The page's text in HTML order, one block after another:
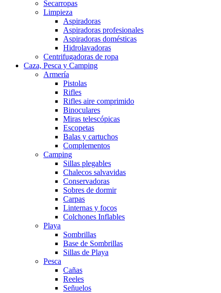
Secarropas
Limpieza
Aspiradoras
Aspiradoras profesionales
Aspiradoras domésticas
Hidrolavadoras
Centrifugadoras de ropa
Caza, Pesca y Camping
Armería
Pistolas
Rifles
Rifles aire comprimido
Binoculares
Miras telescópicas
Escopetas
Balas y cartuchos
Complementos
Camping
Sillas plegables
Chalecos salvavidas
Conservadoras
Sobres de dormir
Carpas
Linternas y focos
Colchones Inflables
Playa
Sombrillas
Base de Sombrillas
Sillas de Playa
Pesca
Cañas
Reeles
Señuelos